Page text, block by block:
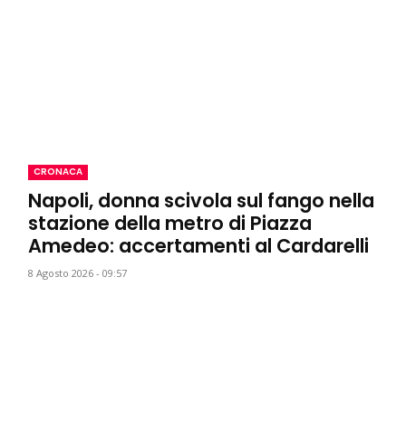
CRONACA
Napoli, donna scivola sul fango nella
stazione della metro di Piazza
Amedeo: accertamenti al Cardarelli
8 Agosto 2026 - 09:57